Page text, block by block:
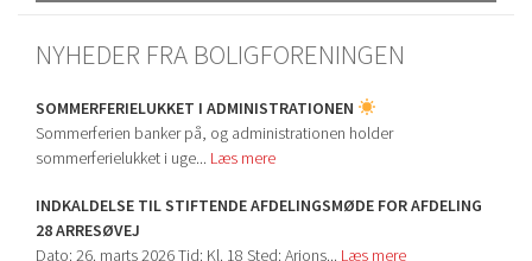
NYHEDER FRA BOLIGFORENINGEN
SOMMERFERIELUKKET I ADMINISTRATIONEN
Sommerferien banker på, og administrationen holder
sommerferielukket i uge... Læs mere
INDKALDELSE TIL STIFTENDE AFDELINGSMØDE FOR AFDELING
28 ARRESØVEJ
Dato: 26. marts 2026 Tid: Kl. 18 Sted: Arions... Læs mere